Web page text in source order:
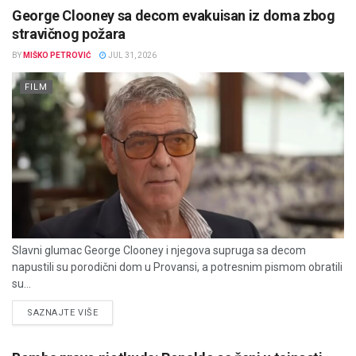
George Clooney sa decom evakuisan iz doma zbog
stravičnog požara
BY MIŠKO PETROVIĆ JUL 31, 2026
FILM
Slavni glumac George Clooney i njegova supruga sa decom
napustili su porodični dom u Provansi, a potresnim pismom obratili
su...
SAZNAJTE VIŠEDETAILS